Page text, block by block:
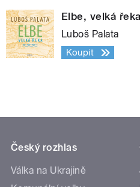
Elbe, velká řeka
Luboš Palata
Koupit
Český rozhlas
Válka na Ukrajině